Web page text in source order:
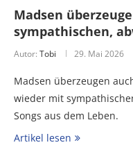
Madsen
sympathischen,
Autor: Tobi 29. Mai 2026
Madsen überzeugen
wieder mit
Songs aus dem Leben.
Artikel lesen